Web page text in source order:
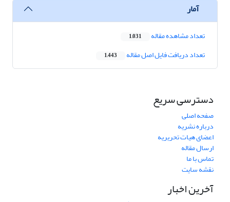
آمار
تعداد مشاهده مقاله 1,031
تعداد دریافت فایل اصل مقاله 1,443
دسترسی سریع
صفحه اصلی
درباره نشریه
اعضای هیات تحریریه
ارسال مقاله
تماس با ما
نقشه سایت
آخرین اخبار